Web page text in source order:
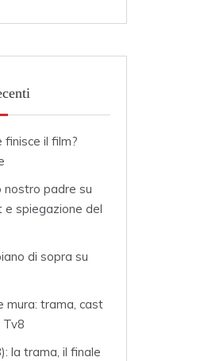
finisce il film?
nostro padre su
e spiegazione del
di sopra su
mura: trama, cast
Tv8
la trama, il finale